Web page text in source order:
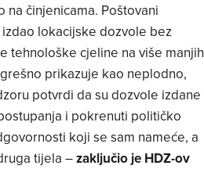
činjenicama. Poštovani
lokacijske dozvole bez
tehnološke cjeline na više manjih
prikazuje kao neplodno,
potvrdi da su dozvole izdane
i pokrenuti političko
koji se sam nameće, a
tijela –zaključio je HDZ-ov